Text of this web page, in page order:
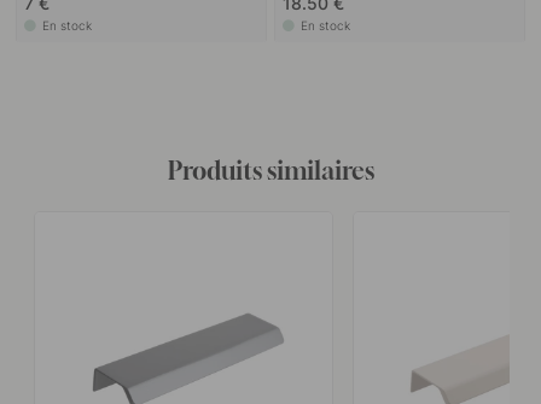
En stock En stock
Produits similaires